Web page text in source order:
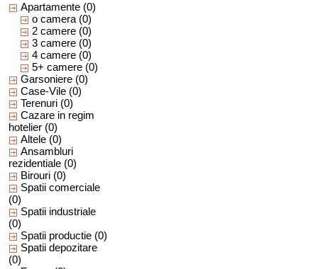
Apartamente (0)
o camera (0)
2 camere (0)
3 camere (0)
4 camere (0)
5+ camere (0)
Garsoniere (0)
Case-Vile (0)
Terenuri (0)
Cazare in regim
hotelier (0)
Altele (0)
Ansambluri
rezidentiale (0)
Birouri (0)
Spatii comerciale
(0)
Spatii industriale
(0)
Spatii productie (0)
Spatii depozitare
(0)